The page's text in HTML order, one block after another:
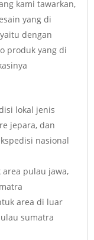
kami tawarkan,
yang di
dengan
produk yang di
lokal jenis
jepara, dan
nasional
area pulau jawa,
area di luar
sumatra